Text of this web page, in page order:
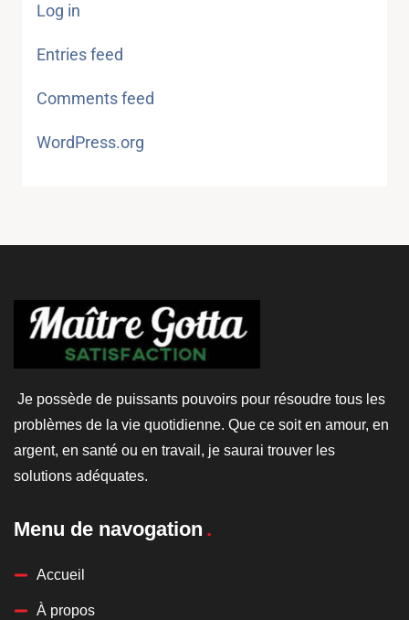
Log in
Entries feed
Comments feed
WordPress.org
Je possède de puissants pouvoirs pour résoudre tous les
problèmes de la vie quotidienne. Que ce soit en amour, en
argent, en santé ou en travail, je saurai trouver les
solutions adéquates.
Menu de navogation
Accueil
À propos